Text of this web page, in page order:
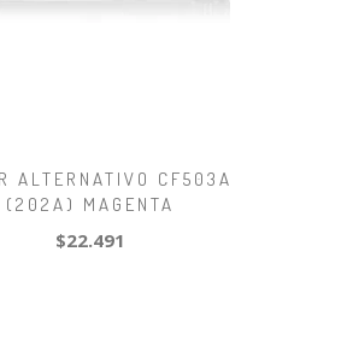
ALTERNATIVO CF503A
(202A) MAGENTA
$22.491